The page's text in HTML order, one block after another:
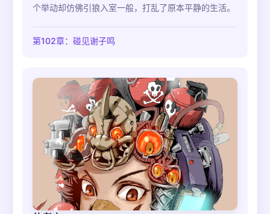
个举动却仿佛引狼入室一般，打乱了原本平静的生活。
第102章：碰见谢子鸣